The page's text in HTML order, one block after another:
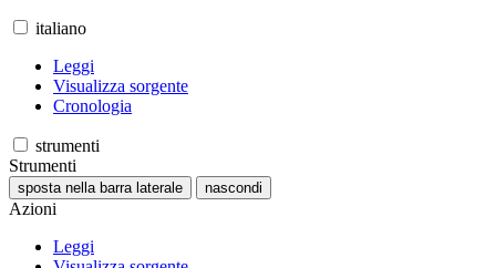
italiano
Leggi
Visualizza sorgente
Cronologia
strumenti
Strumenti
sposta nella barra laterale nascondi
Azioni
Leggi